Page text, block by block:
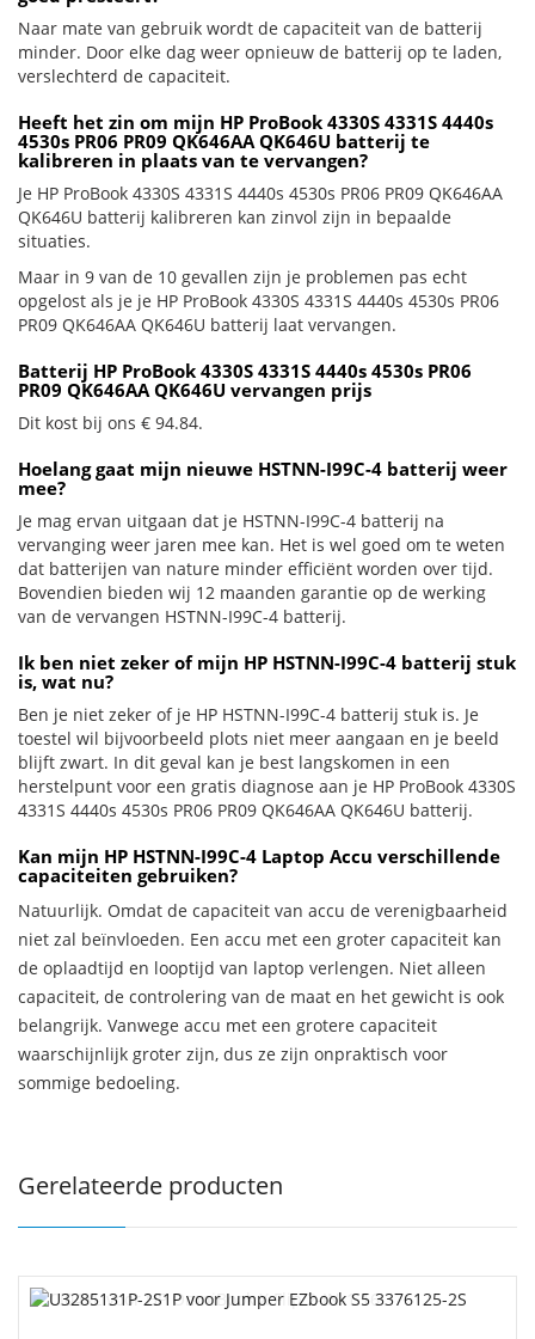
Naar mate van gebruik wordt de capaciteit van de batterij
minder. Door elke dag weer opnieuw de batterij op te laden,
verslechterd de capaciteit.
Heeft het zin om mijn HP ProBook 4330S 4331S 4440s
4530s PR06 PR09 QK646AA QK646U batterij te
kalibreren in plaats van te vervangen?
Je HP ProBook 4330S 4331S 4440s 4530s PR06 PR09 QK646AA
QK646U batterij kalibreren kan zinvol zijn in bepaalde
situaties.
Maar in 9 van de 10 gevallen zijn je problemen pas echt
opgelost als je je HP ProBook 4330S 4331S 4440s 4530s PR06
PR09 QK646AA QK646U batterij laat vervangen.
Batterij HP ProBook 4330S 4331S 4440s 4530s PR06
PR09 QK646AA QK646U vervangen prijs
Dit kost bij ons € 94.84.
Hoelang gaat mijn nieuwe HSTNN-I99C-4 batterij weer
mee?
Je mag ervan uitgaan dat je HSTNN-I99C-4 batterij na
vervanging weer jaren mee kan. Het is wel goed om te weten
dat batterijen van nature minder efficiënt worden over tijd.
Bovendien bieden wij 12 maanden garantie op de werking
van de vervangen HSTNN-I99C-4 batterij.
Ik ben niet zeker of mijn HP HSTNN-I99C-4 batterij stuk
is, wat nu?
Ben je niet zeker of je HP HSTNN-I99C-4 batterij stuk is. Je
toestel wil bijvoorbeeld plots niet meer aangaan en je beeld
blijft zwart. In dit geval kan je best langskomen in een
herstelpunt voor een gratis diagnose aan je HP ProBook 4330S
4331S 4440s 4530s PR06 PR09 QK646AA QK646U batterij.
Kan mijn HP HSTNN-I99C-4 Laptop Accu verschillende
capaciteiten gebruiken?
Natuurlijk. Omdat de capaciteit van accu de verenigbaarheid
niet zal beïnvloeden. Een accu met een groter capaciteit kan
de oplaadtijd en looptijd van laptop verlengen. Niet alleen
capaciteit, de controlering van de maat en het gewicht is ook
belangrijk. Vanwege accu met een grotere capaciteit
waarschijnlijk groter zijn, dus ze zijn onpraktisch voor
sommige bedoeling.
Gerelateerde producten